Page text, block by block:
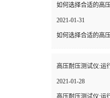
如何选择合适的高
2021-01-31
如何选择合适的高
高压耐压测试仪:运
2021-01-28
高压耐压测试仪: